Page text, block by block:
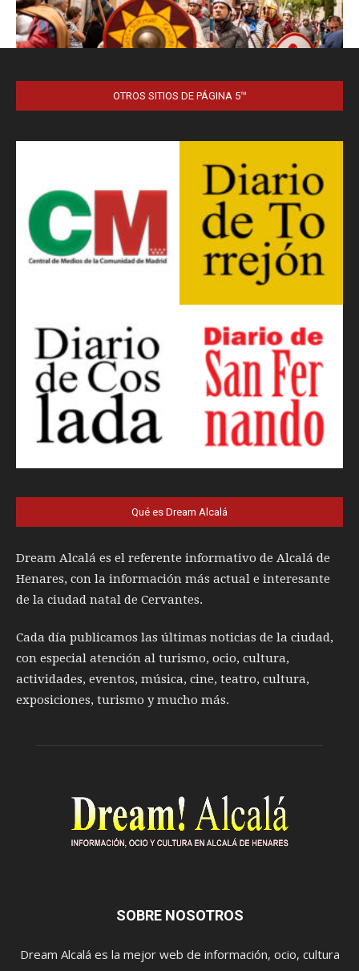
OTROS SITIOS DE PÁGINA 5™
Qué es Dream Alcalá
Dream Alcalá es el referente informativo de Alcalá de
Henares, con la información más actual e interesante
de la ciudad natal de Cervantes.
Cada día publicamos las últimas noticias de la ciudad,
con especial atención al turismo, ocio, cultura,
actividades, eventos, música, cine, teatro, cultura,
exposiciones, turismo y mucho más.
SOBRE NOSOTROS
Dream Alcalá es la mejor web de información, ocio, cultura